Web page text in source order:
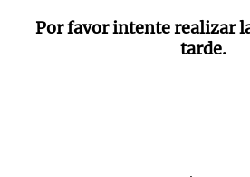
Por favor intente realizar
tarde.